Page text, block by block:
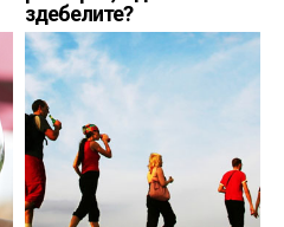
здебелите?